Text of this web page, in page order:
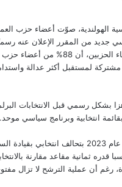
من المقرر الإعلان عنه رسميًا
لمستقبل أكثر عدالة
بشكل رسمي قبل الانتخابات
مجلس النواب، المقررة في 29 أكتوبر 2025،
وكان الحزبان قد خاضا الانتخابات
رغم أن عملية الترشح لا تزال